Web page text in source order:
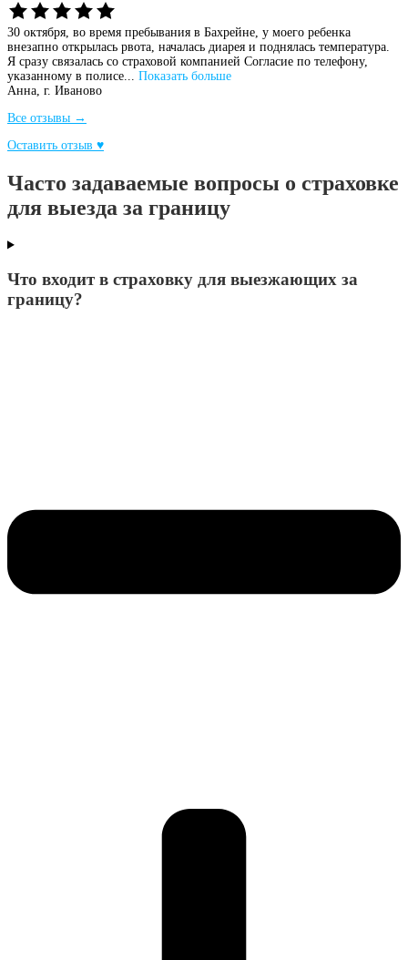
30 октября, во время пребывания в Бахрейне, у моего ребенка
внезапно открылась рвота, началась диарея и поднялась температура.
Я сразу связалась со страховой компанией Согласие по телефону,
указанному в полисе... Показать больше
Анна, г. Иваново
Все отзывы →
Оставить отзыв ♥
Часто задаваемые вопросы о страховке
для выезда за границу
Что входит в страховку для выезжающих за
границу?